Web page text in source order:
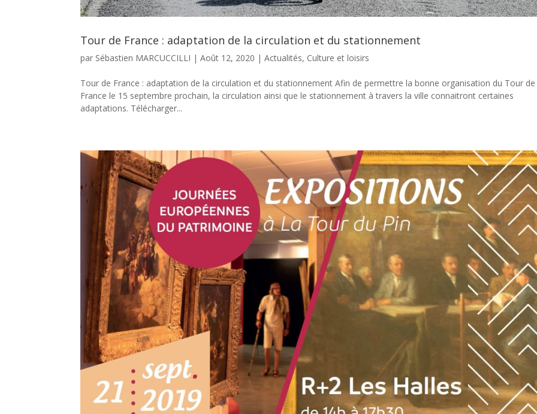
Tour de France : adaptation de la circulation et du stationnement
par Sébastien MARCUCCILLI |Août 12, 2020 |Actualités, Culture et loisirs
Tour de France : adaptation de la circulation et du stationnement Afin de permettre la bonne organisation du Tour de
France le 15 septembre prochain, la circulation ainsi que le stationnement à travers la ville connaitront certaines
adaptations. Télécharger...